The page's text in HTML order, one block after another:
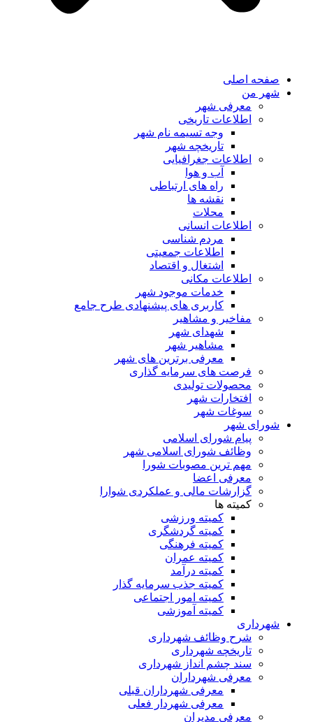
صفحه اصلی
شهر من
معرفی شهر
اطلاعات تاریخی
وجه تسیمه نام شهر
تاریخچه شهر
اطلاعات جغرافیایی
آب و هوا
راه های ارتباطی
نقشه ها
محلات
اطلاعات انسانی
مردم شناسی
اطلاعات جمعیتی
اشتغال و اقتصاد
اطلاعات مکانی
خدمات موجود شهر
کاربری های پیشنهادی طرح جامع
مفاخیر و مشاهیر
شهدای شهر
مشاهیر شهر
معرفی برترین های شهر
فرصت های سرمایه گذاری
محصولات تولیدی
افتخارات شهر
سوغات شهر
شورای شهر
پیام شورای اسلامی
وظائف شورای اسلامی شهر
مهم ترین مصوبات شورا
معرفی اعضا
گزارشات مالی و عملکردی شوارا
کمیته ها
کمیته ورزشی
کمیته گردشگری
کمیته فرهنگی
کمیته عمران
کمیته درآمد
کمیته جذب سرمایه گذار
کمیته امور اجتماعی
کمیته آموزشی
شهرداری
شرح وظائف شهرداری
تاریخچه شهرداری
سند چشم انداز شهرداری
معرفی شهرداران
معرفی شهرداران قبلی
معرفی شهردار فعلی
معرفی مدیران